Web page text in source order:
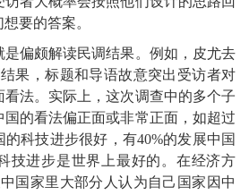
要的答案。
偏颇解读民调结果。例如，皮尤去
果，标题和导语故意突出受访者对
法。实际上，这次调查中的多个子
的看法偏正面或非常正面，如超过
科技进步很好，有40%的发展中国
技进步是世界上最好的。在经济方
国家里大部分人认为自己国家因中